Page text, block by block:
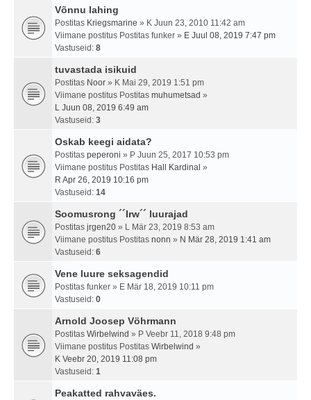
Võnnu lahing
Postitas Kriegsmarine » K Juun 23, 2010 11:42 am
Viimane postitus Postitas funker » E Juul 08, 2019 7:47 pm
Vastuseid: 8
tuvastada isikuid
Postitas Noor » K Mai 29, 2019 1:51 pm
Viimane postitus Postitas muhumetsad »
L Juun 08, 2019 6:49 am
Vastuseid: 3
Oskab keegi aidata?
Postitas peperoni » P Juun 25, 2017 10:53 pm
Viimane postitus Postitas Hall Kardinal »
R Apr 26, 2019 10:16 pm
Vastuseid: 14
Soomusrong ´´Irw´´ luurajad
Postitas jrgen20 » L Mär 23, 2019 8:53 am
Viimane postitus Postitas nonn » N Mär 28, 2019 1:41 am
Vastuseid: 6
Vene luure seksagendid
Postitas funker » E Mär 18, 2019 10:11 pm
Vastuseid: 0
Arnold Joosep Vöhrmann
Postitas Wirbelwind » P Veebr 11, 2018 9:48 pm
Viimane postitus Postitas Wirbelwind »
K Veebr 20, 2019 11:08 pm
Vastuseid: 1
Peakatted rahvaväes.